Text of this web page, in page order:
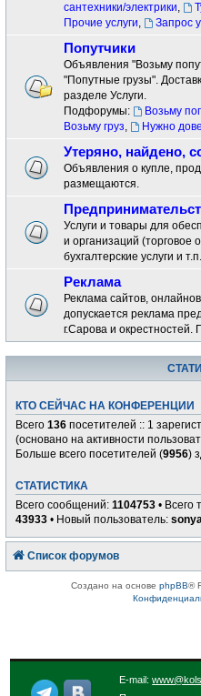
сантехники/электрики,
Прочие услуги, Запрос
Попутчики
Объявления "Возьму
"Попутные грузы".
разделе Услуги.
Подфорумы:
Возьму
Возьму груз, Нужно
Утеряно, найдено,
Объявления о купле,
размещаются.
Услуги и товары для
и организаций
бухгалтерские услуги и
Реклама
Реклама сайтов,
допускается реклама
г.Сарова и
КТО СЕЙЧАС НА КОНФЕРЕНЦИИ
Всего136 посетителей :: 1
(основано на активности
Больше всего посетителей (9956)
СТАТИСТИКА
Всего сообщений:1104753 • Всего
43933 • Новый пользователь:
Список форумов
Создано на основе phpBB®
E-mail: